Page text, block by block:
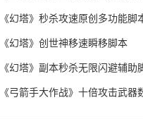
《幻塔》秒杀攻速原创多功能脚
《幻塔》创世神移速瞬移脚本
《幻塔》副本秒杀无限闪避辅助
《弓箭手大作战》十倍攻击武器